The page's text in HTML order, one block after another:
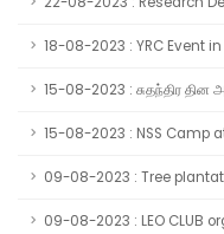
18-08-2023 : YRC Event
15-08-2023 : சுதந்திர தின
15-08-2023 : NSS Camp
09-08-2023 : Tree
09-08-2023 : LEO CLUB